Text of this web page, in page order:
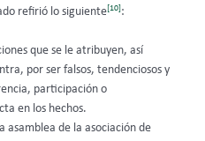
refirió lo siguiente[10]:
que se le atribuyen, así
por ser falsos, tendenciosos y
participación o
en los hechos.
asamblea de la asociación de